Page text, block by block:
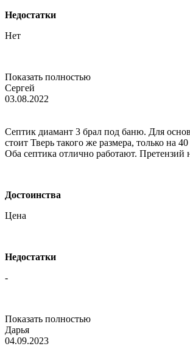
Недостатки
Нет
Показать полностью
Сергей
03.08.2022
Септик диамант 3 брал под баню. Для
стоит Тверь такого же размера, только на
Оба септика отлично работают. Претензий
Достоинства
Цена
Недостатки
-
Показать полностью
Дарья
04.09.2023